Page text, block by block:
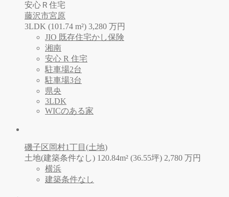
安心Ｒ住宅
藤沢市宮原
3LDK (101.74 m²) 3,280 万円
JIO 既存住宅かし保険
湘南
安心 R 住宅
駐車場2台
駐車場3台
県央
3LDK
WICのある家
磯子区岡村1丁目(土地)
土地(建築条件なし) 120.84m² (36.55坪) 2,780 万円
横浜
建築条件なし